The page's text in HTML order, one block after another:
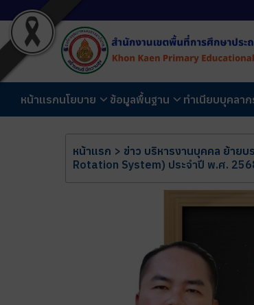
หน้าแรกนโยบาย ข้อมูลพื้นฐาน ทำเนียบบุคลาก
หน้าแรก > ข่าว บริหารงานบุคคล ย้ายบ
Rotation System) ประจำปี พ.ศ.